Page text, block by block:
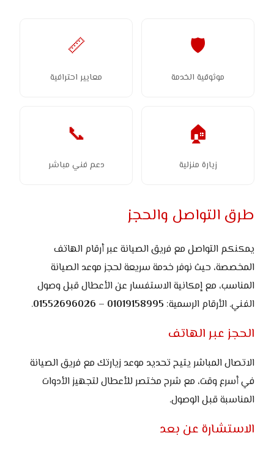
🛡️
موثوقية الخدمة
📏
معايير احترافية
🏠
زيارة منزلية
📞
دعم فني مباشر
طرق التواصل والحجز
يمكنكم التواصل مع فريق الصيانة عبر أرقام الهاتف
المخصصة، حيث نوفر خدمة سريعة لحجز موعد الصيانة
المناسب، مع إمكانية الاستفسار عن الأعطال قبل وصول
الفني. الأرقام الرسمية: 01019158995 – 01552696026
.
الحجز عبر الهاتف
الاتصال المباشر يتيح تحديد موعد زيارتك مع فريق الصيانة
في أسرع وقت، مع شرح مختصر للأعطال لتجهيز الأدوات
المناسبة قبل الوصول.
الاستشارة عن بعد